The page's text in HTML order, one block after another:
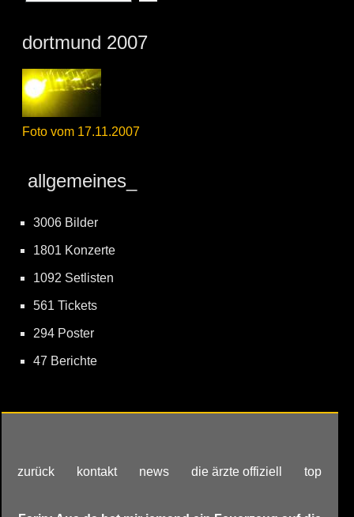
dortmund 2007
Foto vom 17.11.2007
allgemeines_
3006 Bilder
1801 Konzerte
1092 Setlisten
561 Tickets
294 Poster
47 Berichte
zurück kontakt news die ärzte offiziell top